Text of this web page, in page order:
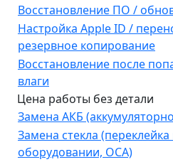
Восстановление ПО /
Настройка Apple ID /
резервное копирование
Восстановление после
влаги
Цена работы без детали
Замена АКБ
Замена стекла (переклейка
оборудовании, OCA)